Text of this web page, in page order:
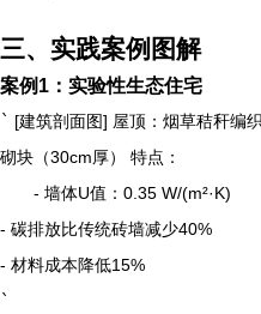
三、实践案例图解
案例1：实验性生态住宅
` [建筑剖面图] 屋顶：烟草秸秆编
砌块（30cm厚） 特点：
- 墙体U值：0.35 W/(m²·K)
- 碳排放比传统砖墙减少40%
- 材料成本降低15%
`